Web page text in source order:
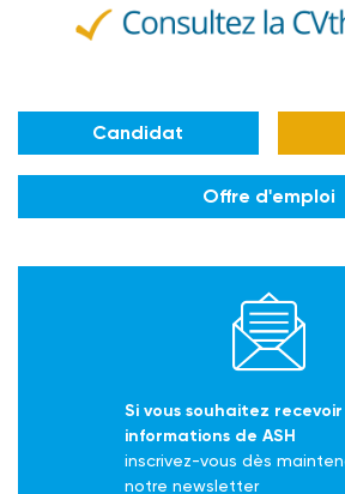
Candidat
Offre d'emploi
Si vous souhaitez
informations de ASH
inscrivez-vous dès
notre newsletter